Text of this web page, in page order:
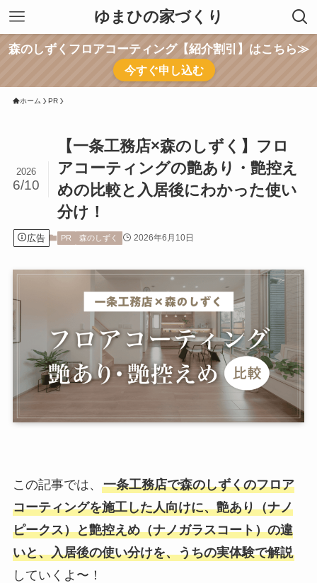
ゆまひの家づくり
森のしずくフロアコーティング【紹介割引】はこちら≫
今すぐ申し込む
ホーム PR
【一条工務店×森のしずく】フロ
アコーティングの艶あり・艶控え
めの比較と入居後にわかった使い
分け！
2026
6/10
広告 PR 森のしずく 2026年6月10日
この記事では、 一条工務店で森のしずくのフロア
コーティングを施工した人向けに、艶あり（ナノ
ピークス）と艶控えめ（ナノガラスコート）の違
いと、入居後の使い分けを、うちの実体験で解説
していくよ〜！